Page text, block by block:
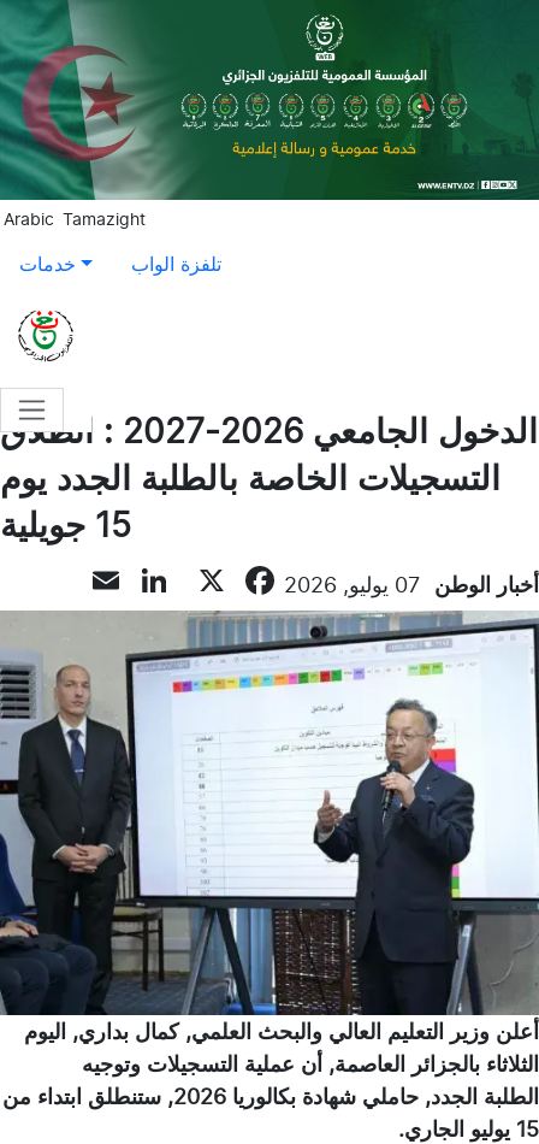
Aller au contenu principal
Arabic Tamazight
خدمات تلفزة الواب
الدخول الجامعي 2026-2027 : انطلاق
التسجيلات الخاصة بالطلبة الجدد يوم
15 جويلية
أخبار الوطن 07 يوليو, 2026 Facebook
أعلن وزير التعليم العالي والبحث العلمي, كمال بداري, اليوم
الثلاثاء بالجزائر العاصمة, أن عملية التسجيلات وتوجيه
الطلبة الجدد, حاملي شهادة بكالوريا 2026, ستنطلق ابتداء من
15 يوليو الجاري.